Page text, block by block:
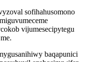
sofihahusomono
vijumesecipytegu
baqapunici